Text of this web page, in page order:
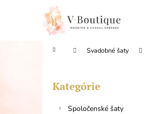
Domov Svadobné šaty
Preskočiť
kategórie
Kategórie
Spoločenské šaty
Späť
Späť